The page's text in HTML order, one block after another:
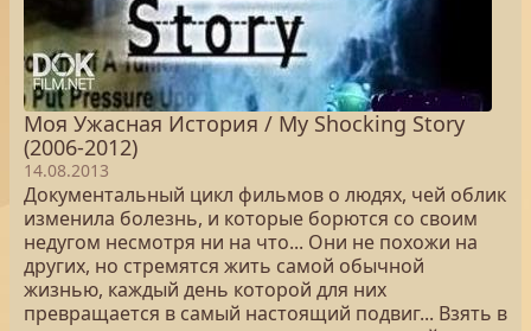
Моя Ужасная История / My Shocking Story
(2006-2012)
14.08.2013
Документальный цикл фильмов о людях, чей облик
изменила болезнь, и которые борются со своим
недугом несмотря ни на что... Они не похожи на
других, но стремятся жить самой обычной
жизнью, каждый день которой для них
превращается в самый настоящий подвиг... Взять в